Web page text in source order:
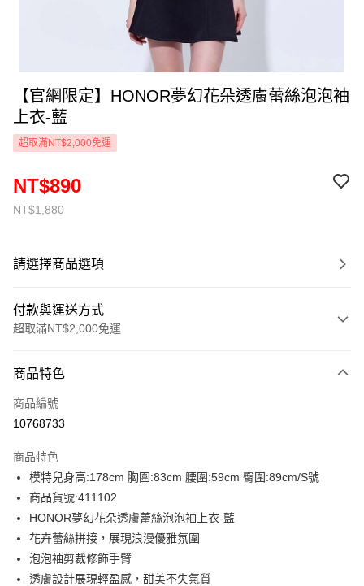
【官網限定】HONOR夢幻花朵透膚蕾絲泡泡袖
上衣-藍
超取滿NT$2,000免運
NT$1,880
NT$890
請選擇商品選項
付款與運送方式
超取滿NT$2,000免運
信用卡一次付款
超商取貨付款
Apple Pay
街口支付
悠遊付
Google Pay
商品特色
商品編號
10768733
商品特色
模特兒身高:178cm 胸圍:83cm 腰圍:59cm 臀圍:89cm/S號
商品貨號:411102
HONOR夢幻花朵透膚蕾絲泡泡袖上衣-藍
花卉蕾絲拼接，展現浪漫優雅氛圍
泡泡袖剪裁修飾手臂
透膚設計展現輕盈感，甜美不失氣質